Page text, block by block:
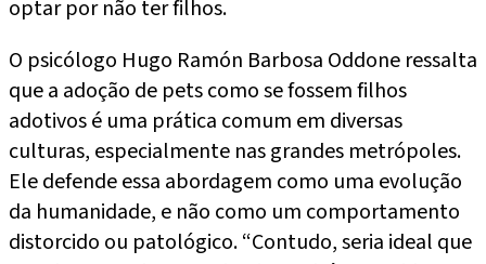
optar por não ter filhos.
O psicólogo Hugo Ramón Barbosa Oddone ressalta
que a adoção de pets como se fossem filhos
adotivos é uma prática comum em diversas
culturas, especialmente nas grandes metrópoles.
Ele defende essa abordagem como uma evolução
da humanidade, e não como um comportamento
distorcido ou patológico. “Contudo, seria ideal que